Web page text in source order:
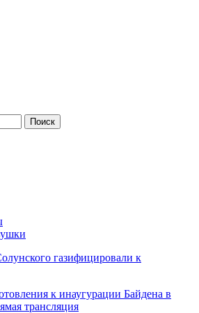
газифицировали к
к инаугурации Байдена в
трансляция